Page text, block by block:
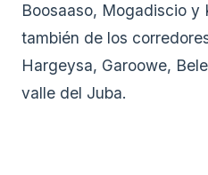
Boosaaso, Mogadiscio y
también de los
Hargeysa, Garoowe,
valle del Juba.